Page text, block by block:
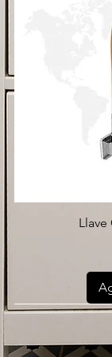
Llave